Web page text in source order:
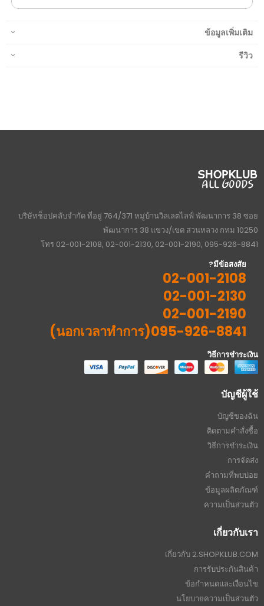
ข้อมูลเพิ่มเติม
รีวิว
บริษัทช็อปคลับจำกัด ที่อยู่ 764/371 หมู่บ้านวิลเลตไลฟ์ พัฒนาการ 38 ซอย
พัฒนาการ 38 แขวง/เขต สวนหลวง กทม 10250
โทร 02-001-2108, 02-001-2130, 02-001-2190, 095-926-8841
มีข้อสงสัย?
02-001-2108
02-001-2130
02-001-2190
095-926-8841(นอกเวลาทำการ)
วิธีการชำระเงิน
บัญชีผู้ใช้
บัญชีของฉัน
ติดตามคำสั่งซื้อ
วิธีการชำระเงิน
การจัดส่ง
คำถามที่พบบ่อย
ข้อมูลผลิตภัณฑ์
ความเป็นส่วนตัว
เกี่ยวกับเรา
เกี่ยวกับ 2.SHOPKLUB.COM
การรับประกันสินค้า
ข้อกำหนดและเงื่อนไข
นโยบายความเป็นส่วนตัว